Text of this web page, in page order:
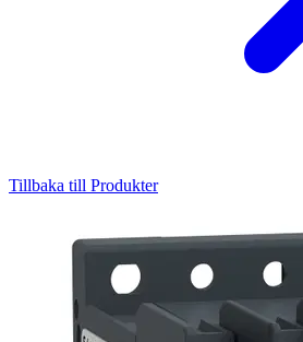
Tillbaka till Produkter